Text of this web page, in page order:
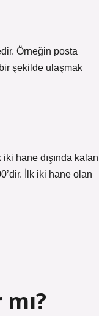
Örneğin posta
şekilde ulaşmak
hane dışında kalan
İlk iki hane olan